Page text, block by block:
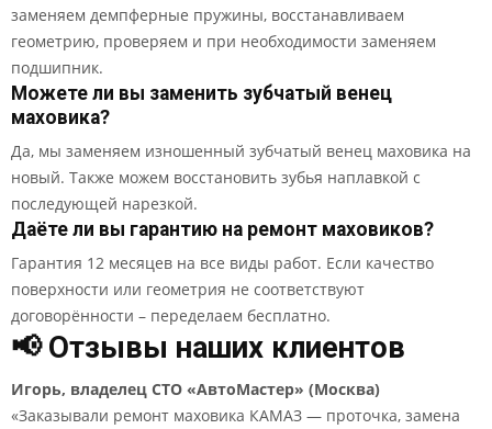
заменяем демпферные пружины, восстанавливаем
геометрию, проверяем и при необходимости заменяем
подшипник.
Можете ли вы заменить зубчатый венец
маховика?
Да, мы заменяем изношенный зубчатый венец маховика на
новый. Также можем восстановить зубья наплавкой с
последующей нарезкой.
Даёте ли вы гарантию на ремонт маховиков?
Гарантия 12 месяцев на все виды работ. Если качество
поверхности или геометрия не соответствуют
договорённости – переделаем бесплатно.
📢 Отзывы наших клиентов
Игорь, владелец СТО «АвтоМастер» (Москва)
«Заказывали ремонт маховика КАМАЗ — проточка, замена